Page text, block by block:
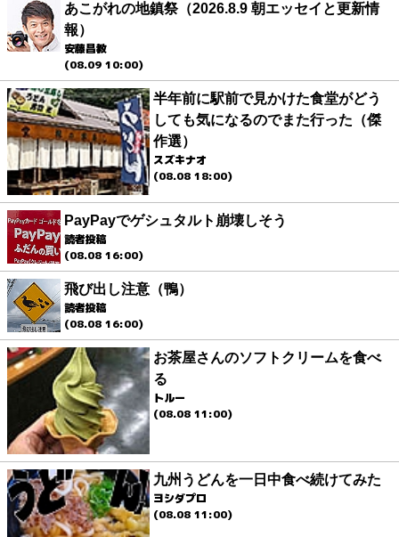
あこがれの地鎮祭（2026.8.9 朝エッセイと更新情
報）
安藤昌教
(08.09 10:00)
半年前に駅前で見かけた食堂がどう
しても気になるのでまた行った（傑
作選）
スズキナオ
(08.08 18:00)
PayPayでゲシュタルト崩壊しそう
読者投稿
(08.08 16:00)
飛び出し注意（鴨）
読者投稿
(08.08 16:00)
お茶屋さんのソフトクリームを食べ
る
トルー
(08.08 11:00)
九州うどんを一日中食べ続けてみた
ヨシダプロ
(08.08 11:00)